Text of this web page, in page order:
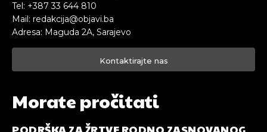
Tel: +387 33 644 810
Mail: redakcija@objavi.ba
Adresa: Maguda 2A, Sarajevo
Kontaktirajte nas
Morate pročitati